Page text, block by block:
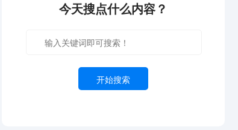
今天搜点什么内容？
开始搜索